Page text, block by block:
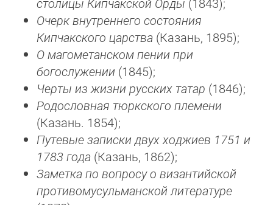
Очерк внутреннего состояния
Кипчакского царства (Казань, 1895);
О магометанском пении при
богослужении (1845);
Черты из жизни русских татар (1846);
Родословная тюркского племени
(Казань. 1854);
Путевые записки двух ходжиев 1751 и
1783 года (Казань, 1862);
Заметка по вопросу о византийской
противомусульманской литературе